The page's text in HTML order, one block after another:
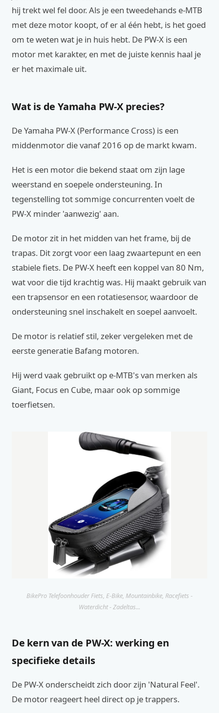
hij trekt wel fel door. Als je een tweedehands e-MTB
met deze motor koopt, of er al één hebt, is het goed
om te weten wat je in huis hebt. De PW-X is een
motor met karakter, en met de juiste kennis haal je
er het maximale uit.
Wat is de Yamaha PW-X precies?
De Yamaha PW-X (Performance Cross) is een
middenmotor die vanaf 2016 op de markt kwam.
Het is een motor die bekend staat om zijn lage
weerstand en soepele ondersteuning. In
tegenstelling tot sommige concurrenten voelt de
PW-X minder 'aanwezig' aan.
De motor zit in het midden van het frame, bij de
trapas. Dit zorgt voor een laag zwaartepunt en een
stabiele fiets. De PW-X heeft een koppel van 80 Nm,
wat voor die tijd krachtig was. Hij maakt gebruik van
een trapsensor en een rotatiesensor, waardoor de
ondersteuning snel inschakelt en soepel aanvoelt.
De motor is relatief stil, zeker vergeleken met de
eerste generatie Bafang motoren.
Hij werd vaak gebruikt op e-MTB's van merken als
Giant, Focus en Cube, maar ook op sommige
toerfietsen.
BikePro Telefoonhouder Fiets, E-Bike, Mountainbike, Racefiets -
Waterdicht - Zadeltas...
De kern van de PW-X: werking en
specifieke details
De PW-X onderscheidt zich door zijn 'Natural Feel'.
De motor reageert heel direct op je trappers.